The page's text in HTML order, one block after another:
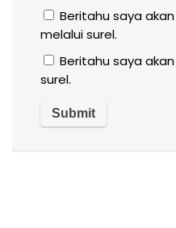
Beritahu saya
melalui surel.
Beritahu saya
surel.